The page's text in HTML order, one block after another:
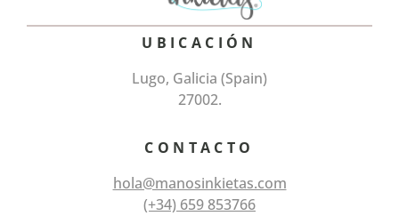
UBICACIÓN
Lugo, Galicia (Spain)
27002.
CONTACTO
hola@manosinkietas.com
(+34) 659 853766